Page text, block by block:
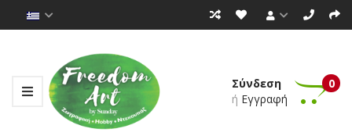
Σύνδεση
ή Εγγραφή
0